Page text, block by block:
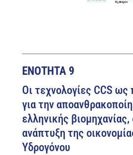
ΕΝΟΤΗΤΑ 9
Οι τεχνολογίες CCS ως
για την
ελληνικής
ανάπτυξη της
Υδρογόνου